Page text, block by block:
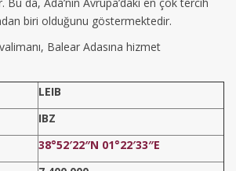
biri olduğunu göstermektedir.
Balear Adasına hizmet
LEIB
IBZ
38°52′22″N 01°22′33″E